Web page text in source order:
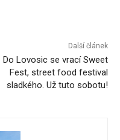
Další článek
Do Lovosic se vrací Sweet
Fest, street food festival
sladkého. Už tuto sobotu!